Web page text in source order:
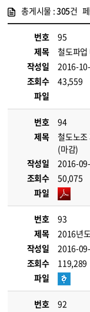
총게시물 :305건 페
번호
95
제목
철도파업
작성일
2016-
조회수
43,559
파일
번호
94
제목
철도노조
(마감)
작성일
2016-
조회수
50,075
파일
번호
93
제목
2016년
작성일
2016-
조회수
119,289
파일
번호
92